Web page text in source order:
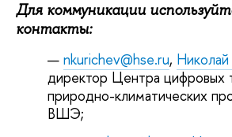
Для коммуникации
контакты:
nkurichev@hse.ru,
директор Центра цифровых
природно-климатических
ВШЭ;